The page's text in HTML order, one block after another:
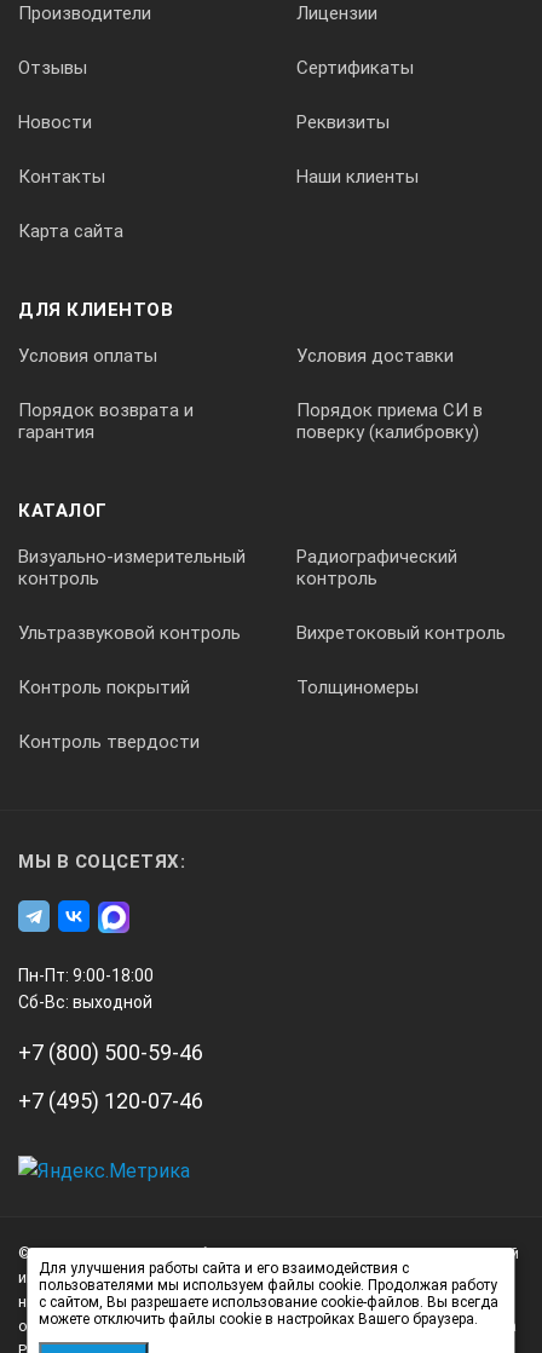
Производители Лицензии
Отзывы Сертификаты
Новости Реквизиты
Контакты Наши клиенты
Карта сайта
ДЛЯ КЛИЕНТОВ
Условия оплаты Условия доставки
Порядок возврата и
гарантия
Порядок приема СИ в
поверку (калибровку)
КАТАЛОГ
Визуально-измерительный
контроль
Радиографический
контроль
Ультразвуковой контроль Вихретоковый контроль
Контроль покрытий Толщиномеры
Контроль твердости
МЫ В СОЦСЕТЯХ:
Пн-Пт: 9:00-18:00
Сб-Вс: выходной
+7 (800) 500-59-46
+7 (495) 120-07-46
Нагорный
проезд
д.7
© 2026 А3 Инжиниринг Обращаем Ваше внимание на то, что данный
интернет-сайт носит исключительно информационный характер и
ни при каких условиях не является публичной офертой,
определяемой положениями статьи 437 (2) Гражданского кодекса
Для улучшения работы сайта и его взаимодействия с
пользователями мы используем файлы cookie. Продолжая работу
с сайтом, Вы разрешаете использование cookie-файлов. Вы всегда
можете отключить файлы cookie в настройках Вашего браузера.